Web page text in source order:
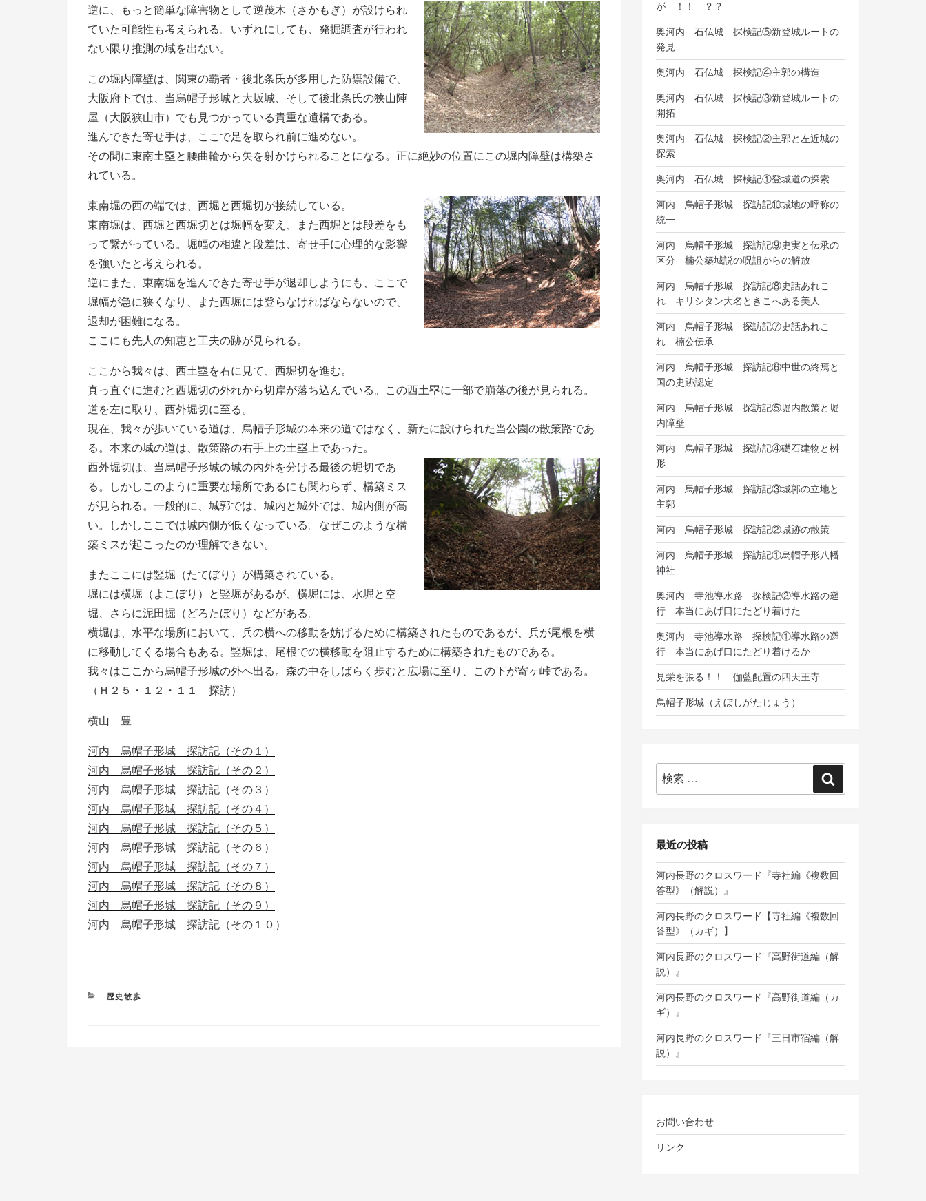
逆に、もっと簡単な障害物として逆茂木（さかもぎ）が設けられ
ていた可能性も考えられる。いずれにしても、発掘調査が行われ
ない限り推測の域を出ない。
この堀内障壁は、関東の覇者・後北条氏が多用した防禦設備で、
大阪府下では、当烏帽子形城と大坂城、そして後北条氏の狭山陣
屋（大阪狭山市）でも見つかっている貴重な遺構である。
進んできた寄せ手は、ここで足を取られ前に進めない。
その間に東南土塁と腰曲輪から矢を射かけられることになる。正に絶妙の位置にこの堀内障壁は構築さ
れている。
東南堀の西の端では、西堀と西堀切が接続している。
東南堀は、西堀と西堀切とは堀幅を変え、また西堀とは段差をも
って繋がっている。堀幅の相違と段差は、寄せ手に心理的な影響
を強いたと考えられる。
逆にまた、東南堀を進んできた寄せ手が退却しようにも、ここで
堀幅が急に狭くなり、また西堀には登らなければならないので、
退却が困難になる。
ここにも先人の知恵と工夫の跡が見られる。
ここから我々は、西土塁を右に見て、西堀切を進む。
真っ直ぐに進むと西堀切の外れから切岸が落ち込んでいる。この西土塁に一部で崩落の後が見られる。
道を左に取り、西外堀切に至る。
現在、我々が歩いている道は、烏帽子形城の本来の道ではなく、新たに設けられた当公園の散策路であ
る。本来の城の道は、散策路の右手上の土塁上であった。
西外堀切は、当烏帽子形城の城の内外を分ける最後の堀切であ
る。しかしこのように重要な場所であるにも関わらず、構築ミス
が見られる。一般的に、城郭では、城内と城外では、城内側が高
い。しかしここでは城内側が低くなっている。なぜこのような構
築ミスが起こったのか理解できない。
またここには竪堀（たてぼり）が構築されている。
堀には横堀（よこぼり）と竪堀があるが、横堀には、水堀と空
堀、さらに泥田掘（どろたぼり）などがある。
横堀は、水平な場所において、兵の横への移動を妨げるために構築されたものであるが、兵が尾根を横
に移動してくる場合もある。竪堀は、尾根での横移動を阻止するために構築されたものである。
我々はここから烏帽子形城の外へ出る。森の中をしばらく歩むと広場に至り、この下が寄ヶ峠である。
（Ｈ２５・１２・１１ 探訪）
横山 豊
河内 烏帽子形城 探訪記（その１）
河内 烏帽子形城 探訪記（その２）
河内 烏帽子形城 探訪記（その３）
河内 烏帽子形城 探訪記（その４）
河内 烏帽子形城 探訪記（その５）
河内 烏帽子形城 探訪記（その６）
河内 烏帽子形城 探訪記（その７）
河内 烏帽子形城 探訪記（その８）
河内 烏帽子形城 探訪記（その９）
河内 烏帽子形城 探訪記（その１０）
カ
歴史散歩
が ！！ ？？
奥河内 石仏城 探検記⑤新登城ルートの
発見
奥河内 石仏城 探検記④主郭の構造
奥河内 石仏城 探検記③新登城ルートの
開拓
奥河内 石仏城 探検記②主郭と左近城の
探索
奥河内 石仏城 探検記①登城道の探索
河内 烏帽子形城 探訪記⑩城地の呼称の
統一
河内 烏帽子形城 探訪記⑨史実と伝承の
区分 楠公築城説の呪詛からの解放
河内 烏帽子形城 探訪記⑧史話あれこ
れ キリシタン大名ときこへある美人
河内 烏帽子形城 探訪記⑦史話あれこ
れ 楠公伝承
河内 烏帽子形城 探訪記⑥中世の終焉と
国の史跡認定
河内 烏帽子形城 探訪記⑤堀内散策と堀
内障壁
河内 烏帽子形城 探訪記④礎石建物と桝
形
河内 烏帽子形城 探訪記③城郭の立地と
主郭
河内 烏帽子形城 探訪記②城跡の散策
河内 烏帽子形城 探訪記①烏帽子形八幡
神社
奥河内 寺池導水路 探検記②導水路の遡
行 本当にあげ口にたどり着けた
奥河内 寺池導水路 探検記①導水路の遡
行 本当にあげ口にたどり着けるか
見栄を張る！！ 伽藍配置の四天王寺
烏帽子形城（えぼしがたじょう）
索:
索
最近の投稿
河内長野のクロスワード『寺社編《複数回
答型》（解説）』
河内長野のクロスワード【寺社編《複数回
答型》（カギ）】
河内長野のクロスワード『高野街道編（解
説）』
河内長野のクロスワード『高野街道編（カ
ギ）』
河内長野のクロスワード『三日市宿編（解
説）』
お問い合わせ
リンク